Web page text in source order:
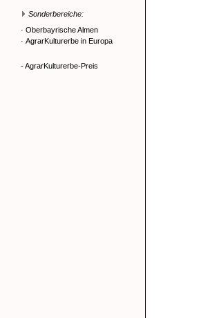
Sonderbereiche:
· Oberbayrische Almen
· AgrarKulturerbe in Europa
- AgrarKulturerbe-Preis